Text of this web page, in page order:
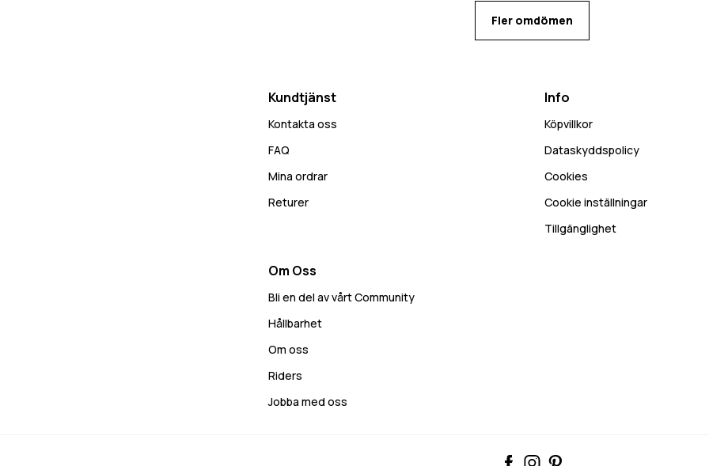
beroende på behov.
Fler omdömen
Kundtjänst
Kontakta oss
FAQ
Mina ordrar
Returer
Info
Köpvillkor
Dataskyddspolicy
Cookies
Cookie inställningar
Tillgänglighet
Om Oss
Bli en del av vårt Community
Hållbarhet
Om oss
Riders
Jobba med oss